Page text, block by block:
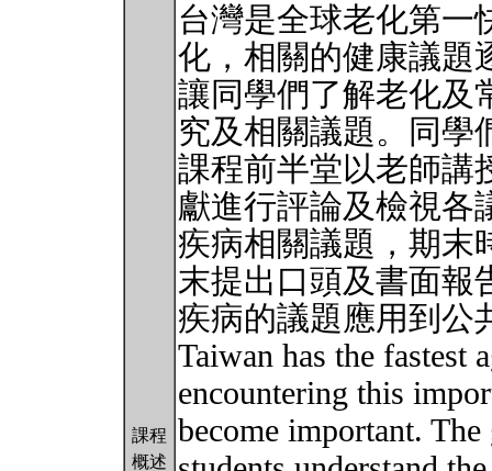
課程
概述
台灣是全球老化第一
化，相關的健康議題
讓同學們了解老化及
究及相關議題。同學
課程前半堂以老師講
獻進行評論及檢視各
疾病相關議題，期末
末提出口頭及書面報
疾病的議題應用到公
Taiwan has the fastest
encountering this
become important.